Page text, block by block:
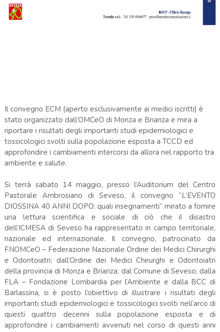
Il convegno ECM (aperto esclusivamente ai medici iscritti) è
stato organizzato dall’OMCeO di Monza e Brianza e mira a
riportare i risultati degli importanti studi epidemiologici e
tossicologici svolti sulla popolazione esposta a TCCD ed
approfondire i cambiamenti intercorsi da allora nel rapporto tra
ambiente e salute.
Si terrà sabato 14 maggio, presso l’Auditorium del Centro
Pastorale Ambrosiano di Seveso, il convegno “L’EVENTO
DIOSSINA 40 ANNI DOPO: quali insegnamenti” mirato a fornire
una lettura scientifica e sociale di ciò che il disastro
dell’ICMESA di Seveso ha rappresentato in campo territoriale,
nazionale ed internazionale. Il convegno, patrocinato da
FNOMCeO – Federazione Nazionale Ordine dei Medici Chirurghi
e Odontoiatri; dall’Ordine dei Medici Chirurghi e Odontoiatri
della provincia di Monza e Brianza; dal Comune di Seveso; dalla
FLA – Fondazione Lombardia per l’Ambiente e dalla BCC di
Barlassina, si è posto l’obiettivo di illustrare i risultati degli
importanti studi epidemiologici e tossicologici svolti nell’arco di
questi quattro decenni sulla popolazione esposta e di
approfondire i cambiamenti avvenuti nel corso di questi anni